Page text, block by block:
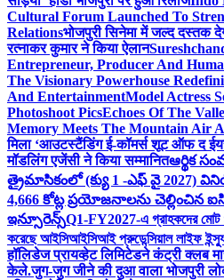
Cultural Forum Launched To
Relationsभोजपुरी सिनेमा में जल्द दस्तक
रत्नाकर कुमार ने किया ऐलान
Entrepreneur, Producer And
The Visionary Powerhouse
And EntertainmentModel Actress
Photoshoot PicsEchoes Of The
Memory Meets The Mountain Air
मिला ‘आउटस्टैंडिंग ई-कॉमर्स शूट ऑफ द
मॉडलिंग एजेंसी ने किया सम्मानितఆర్థిక
త్రైమాసికంలో (క్యు 1 -ఎఫ్ వై 2027)
4,666 కోట్ల ప్రయోజనాలను చెల్లించిన
ఇన్సూరెన్స్Q1-FY2027-এ গ্রাহকদের মোট
করেছে আইসিআইসিআই প্রুডেন্সিয়াল লাইফ
हॉलिडेज प्रायव्हेट लिमिटेडने कंट्री क्लब
केले.जुग-जुग जीने की दुआ वाला भोजपुरी